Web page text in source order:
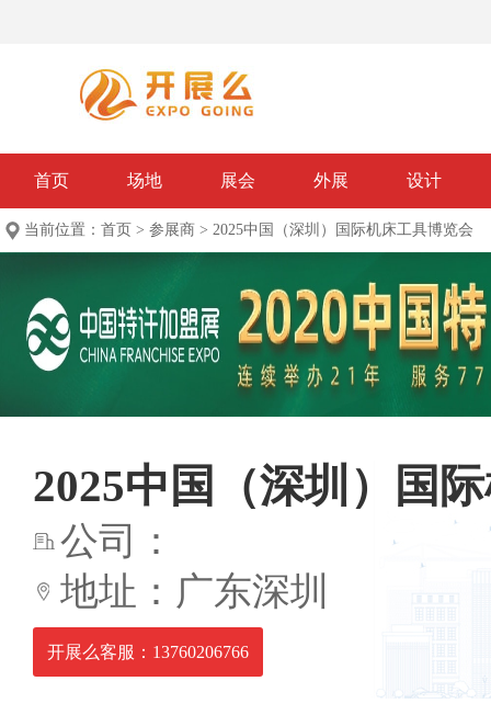
首页 场地 展会 外展 设计
当前位置： 首页 > 参展商 > 2025中国（深圳）国际机床工具博览会
2025中国（深圳）国
公司：
地址：广东深圳
开展么客服：13760206766